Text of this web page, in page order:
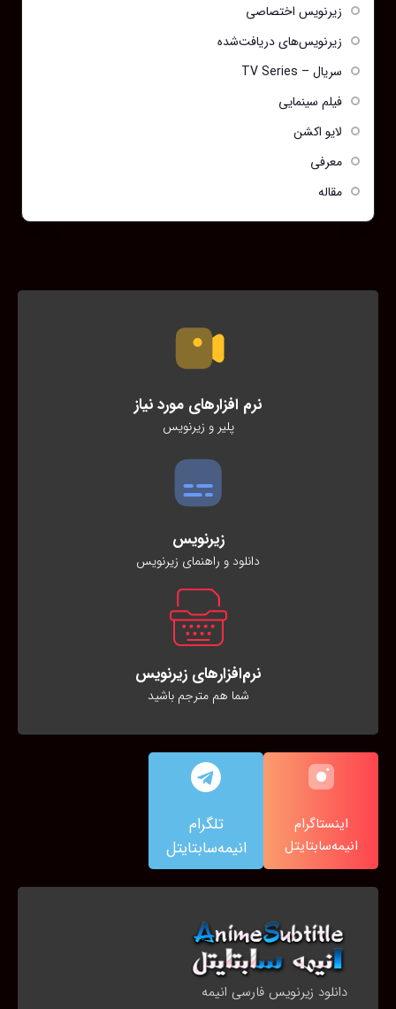
زیرنویس اختصاصی
زیرنویس‌های دریافت‌شده
سریال – TV Series
فیلم سینمایی
لایو اکشن
معرفی
مقاله
نرم افزارهای مورد نیاز
پلیر و زیرنویس
زیرنویس
دانلود و راهنمای زیرنویس
نرم‌افزارهای زیرنویس
شما هم مترجم باشید
اینستاگرام
انیمه‌سابتایتل
تلگرام
انیمه‌سابتایتل
دانلود زیرنویس فارسی انیمه